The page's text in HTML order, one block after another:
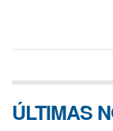
ÚLTIMAS